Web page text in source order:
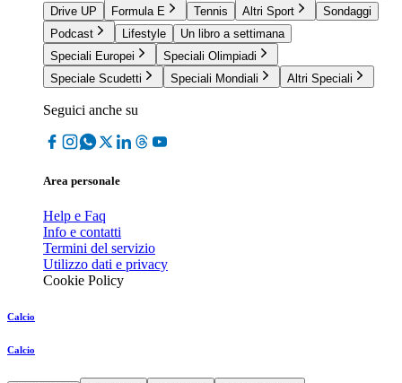
Drive UP
Formula E Tennis Altri Sport
Sondaggi
Podcast
Lifestyle
Un libro a settimana
Speciali Europei
Speciali Olimpiadi
Speciale Scudetti
Speciali Mondiali Altri Speciali
Seguici anche su
Area personale
Help e Faq
Info e contatti
Termini del servizio
Utilizzo dati e privacy
Cookie Policy
Calcio
Calcio